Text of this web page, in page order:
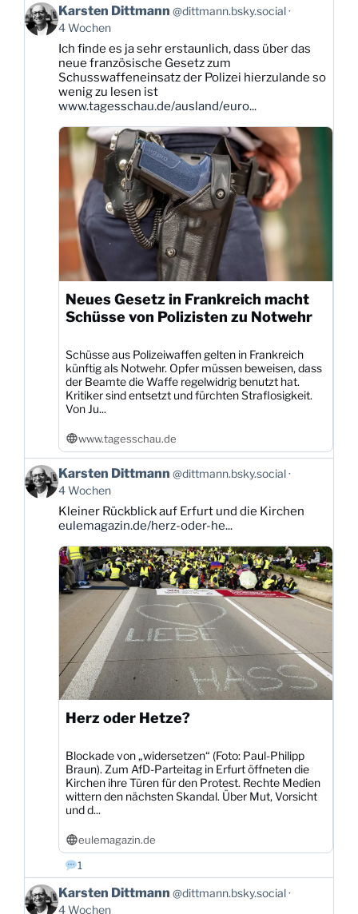
Beitrag
von
Karsten
Dittmann
Bluesky
ansehen
Karsten Dittmann @dittmann.bsky.social
4 Wochen
Ich finde es ja sehr erstaunlich, dass über das
neue französische Gesetz zum
Schusswaffeneinsatz der Polizei hierzulande so
wenig zu lesen ist
www.tagesschau.de/ausland/euro...
Neues Gesetz in Frankreich macht
Schüsse von Polizisten zu Notwehr
Schüsse aus Polizeiwaffen gelten in Frankreich
künftig als Notwehr. Opfer müssen beweisen, dass
der Beamte die Waffe regelwidrig benutzt hat.
Kritiker sind entsetzt und fürchten Straflosigkeit.
Von Ju...
www.tagesschau.de
Beitrag
von
Karsten
Dittmann
Bluesky
ansehen
Karsten Dittmann @dittmann.bsky.social
4 Wochen
Kleiner Rückblick auf Erfurt und die Kirchen
eulemagazin.de/herz-oder-he...
Herz oder Hetze?
Blockade von „widersetzen“ (Foto: Paul-Philipp
Braun). Zum AfD-Parteitag in Erfurt öffneten die
Kirchen ihre Türen für den Protest. Rechte Medien
wittern den nächsten Skandal. Über Mut, Vorsicht
und d...
eulemagazin.de
1
Beitrag
von
Karsten Dittmann @dittmann.bsky.social
4 Wochen